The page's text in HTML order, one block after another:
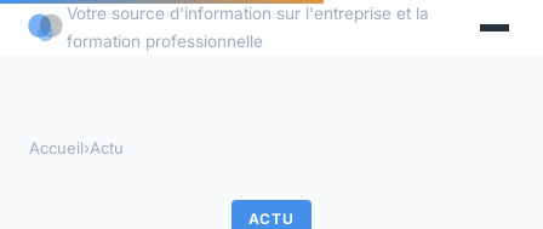
Votre source d'information sur l'entreprise et la
formation professionnelle
Accueil›Actu
ACTU